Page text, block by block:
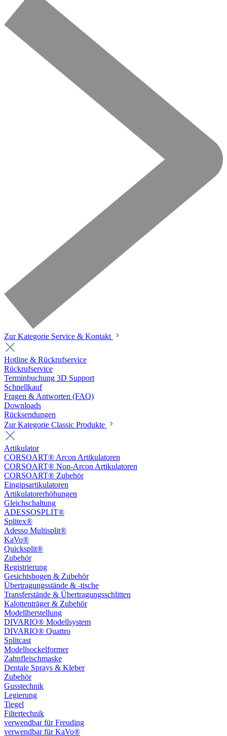
Zur Kategorie Service & Kontakt
Hotline & Rückrufservice
Rückrufservice
Terminbuchung 3D Support
Schnellkauf
Fragen & Antworten (FAQ)
Downloads
Rücksendungen
Zur Kategorie Classic Produkte
Artikulator
CORSOART® Arcon Artikulatoren
CORSOART® Non-Arcon Artikulatoren
CORSOART® Zubehör
Eingipsartikulatoren
Artikulatorerhöhungen
Gleichschaltung
ADESSOSPLIT®
Splitex®
Adesso Multisplit®
KaVo®
Quicksplit®
Zubehör
Registrierung
Gesichtsbogen & Zubehör
Übertragungsstände & -tische
Transferstände & Übertragungsschlitten
Kalottenträger & Zubehör
Modellherstellung
DIVARIO® Modellsystem
DIVARIO® Quattro
Splitcast
Modellsockelformer
Zahnfleischmaske
Dentale Sprays & Kleber
Zubehör
Gusstechnik
Legierung
Tiegel
Filtertechnik
verwendbar für Freuding
verwendbar für KaVo®